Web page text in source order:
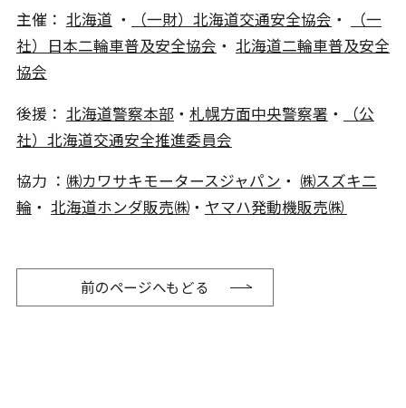
主催： 北海道 ・ （一財）北海道交通安全協会 ・
（一
社）日本二輪車普及安全協会 ・ 北海道二輪車普及安全
協会
後援： 北海道警察本部・ 札幌方面中央警察署 ・
（公
社）北海道交通安全推進委員会
協力 ： ㈱カワサキモータースジャパン ・ ㈱スズキ二
輪 ・ 北海道ホンダ販売㈱・ ヤマハ発動機販売㈱
前のページへもどる